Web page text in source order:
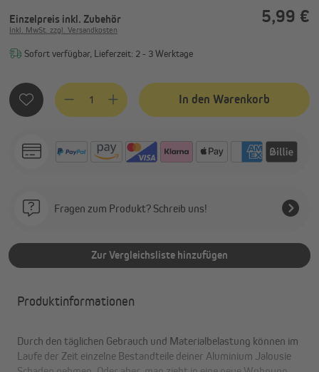
Einzelpreis inkl. Zubehör 5,99 €
Inkl. MwSt. zzgl. Versandkosten
Sofort verfügbar, Lieferzeit: 2 - 3 Werktage
Produkt Anzahl: Gib den gewünschten Wert ein oder
In den Warenkorb
Fragen zum Produkt? Schreib uns!
Zur Vergleichsliste hinzufügen
Produktinformationen
Durch den täglichen Gebrauch und Materialbelastung können im
Laufe der Zeit einzelne Bestandteile deiner Aluminium Jalousie